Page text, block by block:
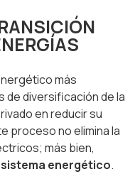
más
de diversificación de la
en reducir su
proceso no elimina la
más bien,
energético.